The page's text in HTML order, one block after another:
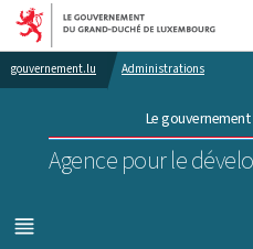
Aller au
Aller au
gouvernement.lu Administrations
Le
Agence pour le
MENU
PRINCIPAL